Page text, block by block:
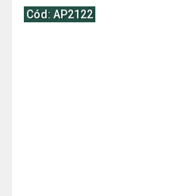
Cód: AP2122